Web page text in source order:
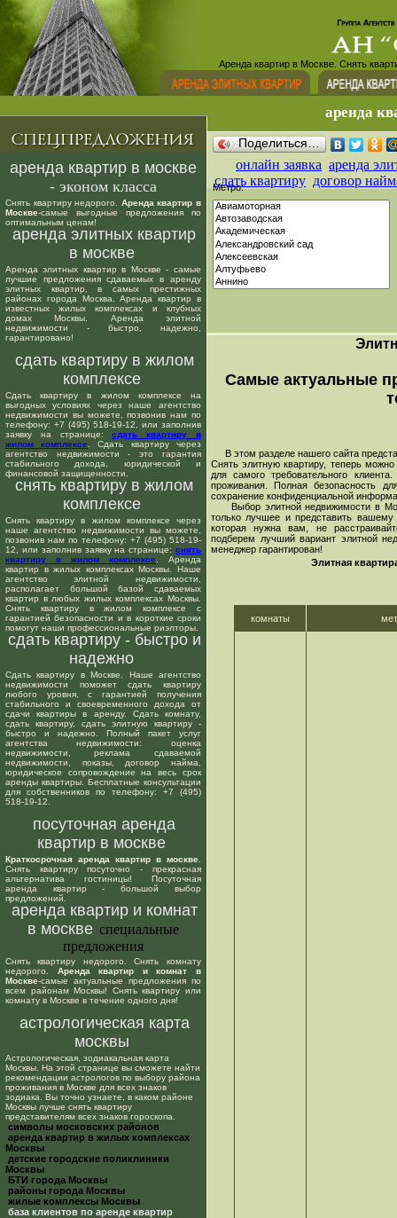
Аренда квартир в Москве. Снять
аренда
аренда квартир в москве
- эконом класса
Снять квартиру недорого. Аренда квартир в
Москве-самые выгодные предложения по
оптимальным ценам!
аренда элитных квартир
в москве
Аренда элитных квартир в Москве - самые
лучшие предложения сдаваемых в аренду
элитных квартир, в самых престижных
районах города Москва. Аренда квартир в
известных жилых комплексах и клубных
домах Москвы. Аренда элитной
недвижимости - быстро, надежно,
гарантировано!
сдать квартиру в жилом
комплексе
Сдать квартиру в жилом комплексе на
выгодных условиях через наше агентство
недвижимости вы можете, позвонив нам по
телефону: +7 (495) 518-19-12, или заполнив
заявку на странице:сдать квартиру в
жилом комплексе . Сдать квартиру через
агентство недвижимости - это гарантия
стабильного дохода, юридической и
финансовой защищенности.
снять квартиру в жилом
комплексе
Снять квартиру в жилом комплексе через
наше агентство недвижимости вы можете,
позвонив нам по телефону: +7 (495) 518-19-
12, или заполнив заявку на странице: снять
квартиру в жилом комплексе . Аренда
квартир в жилых комплексах Москвы. Наше
агентство элитной недвижимости,
располагает большой базой сдаваемых
квартир в любых жилых комплексах Москвы.
Снять квартиру в жилом комплексе с
гарантией безопасности и в короткие сроки
помогут наши профессиональные риэлторы.
сдать квартиру - быстро и
надежно
Сдать квартиру в Москве. Наше агентство
недвижимости поможет сдать квартиру
любого уровня, с гарантией получения
стабильного и своевременного дохода от
сдачи квартиры в аренду. Сдать комнату,
сдать квартиру, сдать элитную квартиру -
быстро и надежно. Полный пакет услуг
агентства недвижимости: оценка
недвижимости, реклама сдаваемой
недвижимости, показы, договор найма,
юридическое сопровождение на весь срок
аренды квартиры. Бесплатные консультации
для собственников по телефону: +7 (495)
518-19-12.
посуточная аренда
квартир в москве
Краткосрочная аренда квартир в москве
Снять квартиру посуточно - прекрасная
альтернатива гостиницы! Посуточная
аренда квартир - большой выбор
предложений.
аренда квартир и комнат
в москве специальные
предложения
Снять квартиру недорого. Снять комнату
недорого. Аренда квартир и комнат в
Москве-самые актуальные предложения по
всем районам Москвы! Снять квартиру или
комнату в Москве в течение одного дня!
астрологическая карта
москвы
Астрологическая, зодиакальная карта
Москвы. На этой странице вы сможете найти
рекомендации астрологов по выбору района
проживания в Москве для всех знаков
зодиака. Вы точно узнаете, в каком районе
Москвы лучше снять квартиру
представителям всех знаков гороскопа.
cимволы московских районов
аренда квартир в жилых комплексах
Москвы
детские городские поликлиники
Москвы
БТИ города Москвы
районы города Москвы
жилые комплексы Москвы
база клиентов по аренде квартир
Поделиться…
онлайн заявка аренда
сдать квартиру договор
Метро:
Самые актуальные
В этом разделе нашего сайта
Снять элитную квартиру, теперь
для самого требовательного
проживания. Полная безопасность
сохранение конфиденциальной
Выбор элитной недвижимости в
только лучшее и представить
которая нужна вам, не
подберем лучший вариант элитной
менеджер гарантирован!
Элитная
комнаты